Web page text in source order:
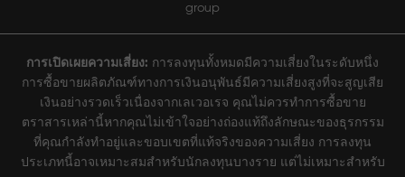
group
การเปิดเผยความเสี่ยง: การลงทุนทั้งหมดมีความเสี่ยงในระดับหนึ่ง
การซื้อขายผลิตภัณฑ์ทางการเงินอนุพันธ์มีความเสี่ยงสูงที่จะสูญเสีย
เงินอย่างรวดเร็วเนื่องจากเลเวอเรจ คุณไม่ควรทำการซื้อขาย
ตราสารเหล่านี้หากคุณไม่เข้าใจอย่างถ่องแท้ถึงลักษณะของธุรกรรม
ที่คุณกำลังทำอยู่และขอบเขตที่แท้จริงของความเสี่ยง การลงทุน
ประเภทนี้อาจเหมาะสมสำหรับนักลงทุนบางราย แต่ไม่เหมาะสำหรับ